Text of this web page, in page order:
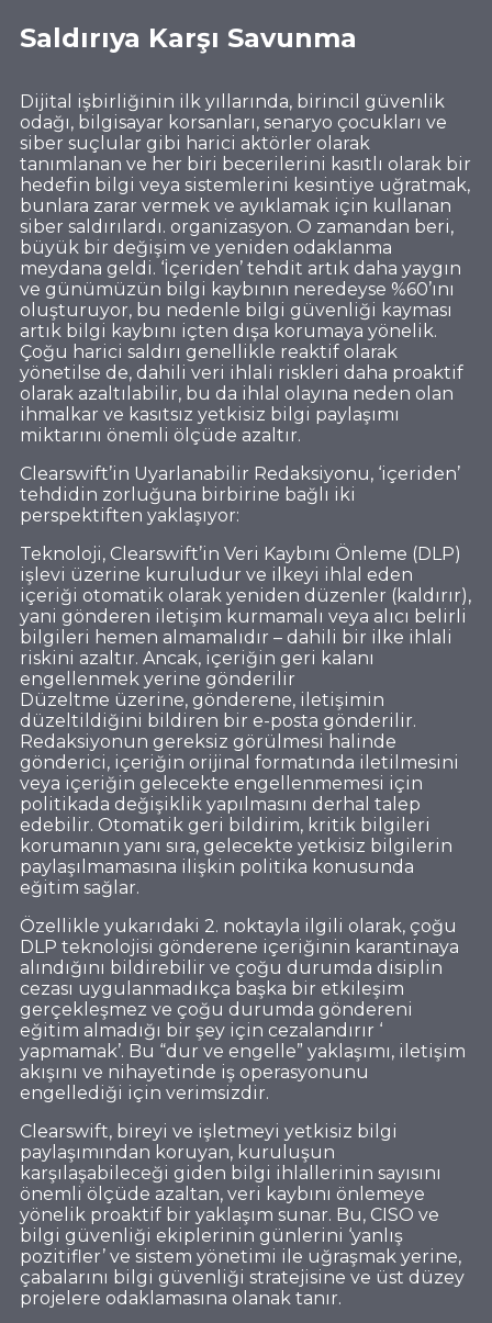
Saldırıya Karşı Savunma
Dijital işbirliğinin ilk yıllarında, birincil güvenlik
odağı, bilgisayar korsanları, senaryo çocukları ve
siber suçlular gibi harici aktörler olarak
tanımlanan ve her biri becerilerini kasıtlı olarak bir
hedefin bilgi veya sistemlerini kesintiye uğratmak,
bunlara zarar vermek ve ayıklamak için kullanan
siber saldırılardı. organizasyon. O zamandan beri,
büyük bir değişim ve yeniden odaklanma
meydana geldi. ‘İçeriden’ tehdit artık daha yaygın
ve günümüzün bilgi kaybının neredeyse %60’ını
oluşturuyor, bu nedenle bilgi güvenliği kayması
artık bilgi kaybını içten dışa korumaya yönelik.
Çoğu harici saldırı genellikle reaktif olarak
yönetilse de, dahili veri ihlali riskleri daha proaktif
olarak azaltılabilir, bu da ihlal olayına neden olan
ihmalkar ve kasıtsız yetkisiz bilgi paylaşımı
miktarını önemli ölçüde azaltır.
Clearswift’in Uyarlanabilir Redaksiyonu, ‘içeriden’
tehdidin zorluğuna birbirine bağlı iki
perspektiften yaklaşıyor:
Teknoloji, Clearswift’in Veri Kaybını Önleme (DLP)
işlevi üzerine kuruludur ve ilkeyi ihlal eden
içeriği otomatik olarak yeniden düzenler (kaldırır),
yani gönderen iletişim kurmamalı veya alıcı belirli
bilgileri hemen almamalıdır – dahili bir ilke ihlali
riskini azaltır. Ancak, içeriğin geri kalanı
engellenmek yerine gönderilir
Düzeltme üzerine, gönderene, iletişimin
düzeltildiğini bildiren bir e-posta gönderilir.
Redaksiyonun gereksiz görülmesi halinde
gönderici, içeriğin orijinal formatında iletilmesini
veya içeriğin gelecekte engellenmemesi için
politikada değişiklik yapılmasını derhal talep
edebilir. Otomatik geri bildirim, kritik bilgileri
korumanın yanı sıra, gelecekte yetkisiz bilgilerin
paylaşılmamasına ilişkin politika konusunda
eğitim sağlar.
Özellikle yukarıdaki 2. noktayla ilgili olarak, çoğu
DLP teknolojisi gönderene içeriğinin karantinaya
alındığını bildirebilir ve çoğu durumda disiplin
cezası uygulanmadıkça başka bir etkileşim
gerçekleşmez ve çoğu durumda göndereni
eğitim almadığı bir şey için cezalandırır ‘
yapmamak’. Bu “dur ve engelle” yaklaşımı, iletişim
akışını ve nihayetinde iş operasyonunu
engellediği için verimsizdir.
Clearswift, bireyi ve işletmeyi yetkisiz bilgi
paylaşımından koruyan, kuruluşun
karşılaşabileceği giden bilgi ihlallerinin sayısını
önemli ölçüde azaltan, veri kaybını önlemeye
yönelik proaktif bir yaklaşım sunar. Bu, CISO ve
bilgi güvenliği ekiplerinin günlerini ‘yanlış
pozitifler’ ve sistem yönetimi ile uğraşmak yerine,
çabalarını bilgi güvenliği stratejisine ve üst düzey
projelere odaklamasına olanak tanır.